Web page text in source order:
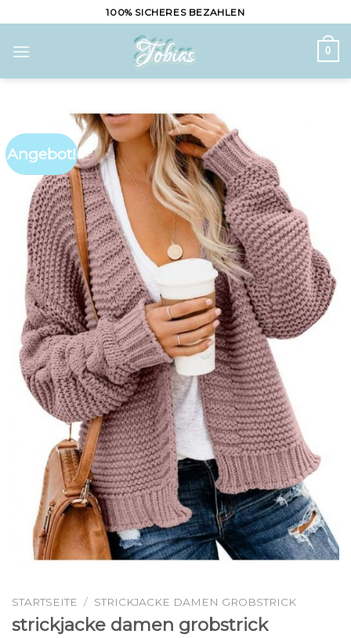
to
content
100% SICHERES BEZAHLEN
0
Angebot!
STARTSEITE / STRICKJACKE DAMEN GROBSTRICK
strickjacke damen grobstrick